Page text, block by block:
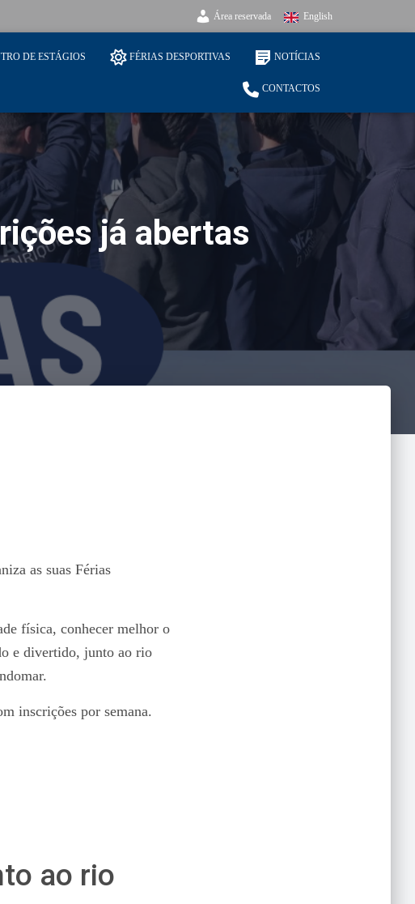
Área reservada English
DE ESTÁGIOS FÉRIAS DESPORTIVAS NOTÍCIAS
CONTACTOS
já abertas
as suas Férias
física, conhecer melhor o
e divertido, junto ao rio
inscrições por semana.
ao rio